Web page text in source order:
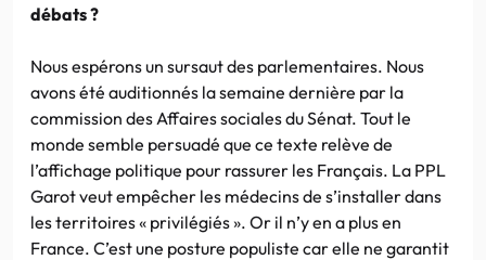
débats ?
Nous espérons un sursaut des parlementaires. Nous
avons été auditionnés la semaine dernière par la
commission des Affaires sociales du Sénat. Tout le
monde semble persuadé que ce texte relève de
l’affichage politique pour rassurer les Français. La PPL
Garot veut empêcher les médecins de s’installer dans
les territoires « privilégiés ». Or il n’y en a plus en
France. C’est une posture populiste car elle ne garantit